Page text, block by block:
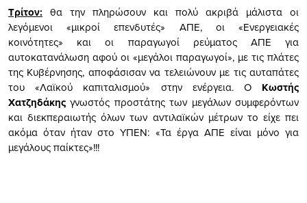
Τρίτον: θα την πληρώσουν και πολύ ακριβά μάλιστα οι
λεγόμενοι «μικροί επενδυτές» ΑΠΕ, οι «Ενεργειακές
κοινότητες» και οι παραγωγοί ρεύματος ΑΠΕ για
αυτοκατανάλωση αφού οι «μεγάλοι παραγωγοί», με τις πλάτες
της Κυβέρνησης, αποφάσισαν να τελειώνουν με τις αυταπάτες
του «Λαϊκού καπιταλισμού» στην ενέργεια. Ο Κωστής
Χατζηδάκης γνωστός προστάτης των μεγάλων συμφερόντων
και διεκπεραιωτής όλων των αντιλαϊκών μέτρων το είχε πει
ακόμα όταν ήταν στο ΥΠΕΝ: «Τα έργα ΑΠΕ είναι μόνο για
μεγάλους παίκτες»!!!